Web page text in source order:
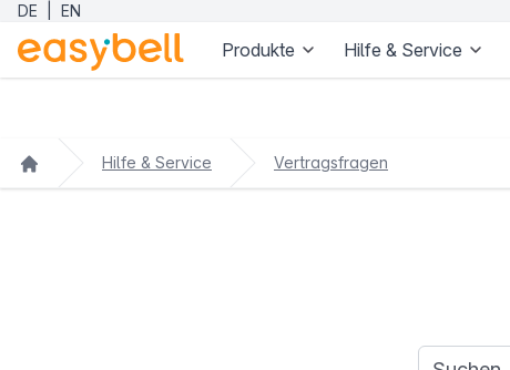
Zum Hauptinhalt springen
DE EN
Produkte Hilfe & Service
Hilfe & Service Vertragsfragen
Suchanfrage